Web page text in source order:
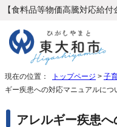
【食料品等物価高騰対応給付
現在の位置： トップページ > 子
ギー疾患への対応マニュアルにつ
アレルギー疾患